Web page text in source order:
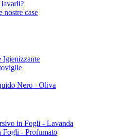
nostre case
Igienizzante
Nero - Oliva
in Fogli - Lavanda
Fogli - Profumato